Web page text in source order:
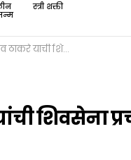
स्त्री शक्ती
यांची शिवसेना प्रचार सभा .. प्रमुख मुद्दे
शिवसेना